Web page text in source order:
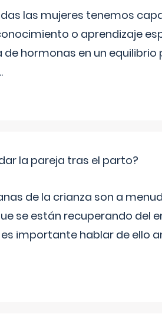
las mujeres tenemos
o aprendizaje
hormonas en un equilibrio
la pareja tras el parto?
de la crianza son a
se están recuperando del
importante hablar de ello